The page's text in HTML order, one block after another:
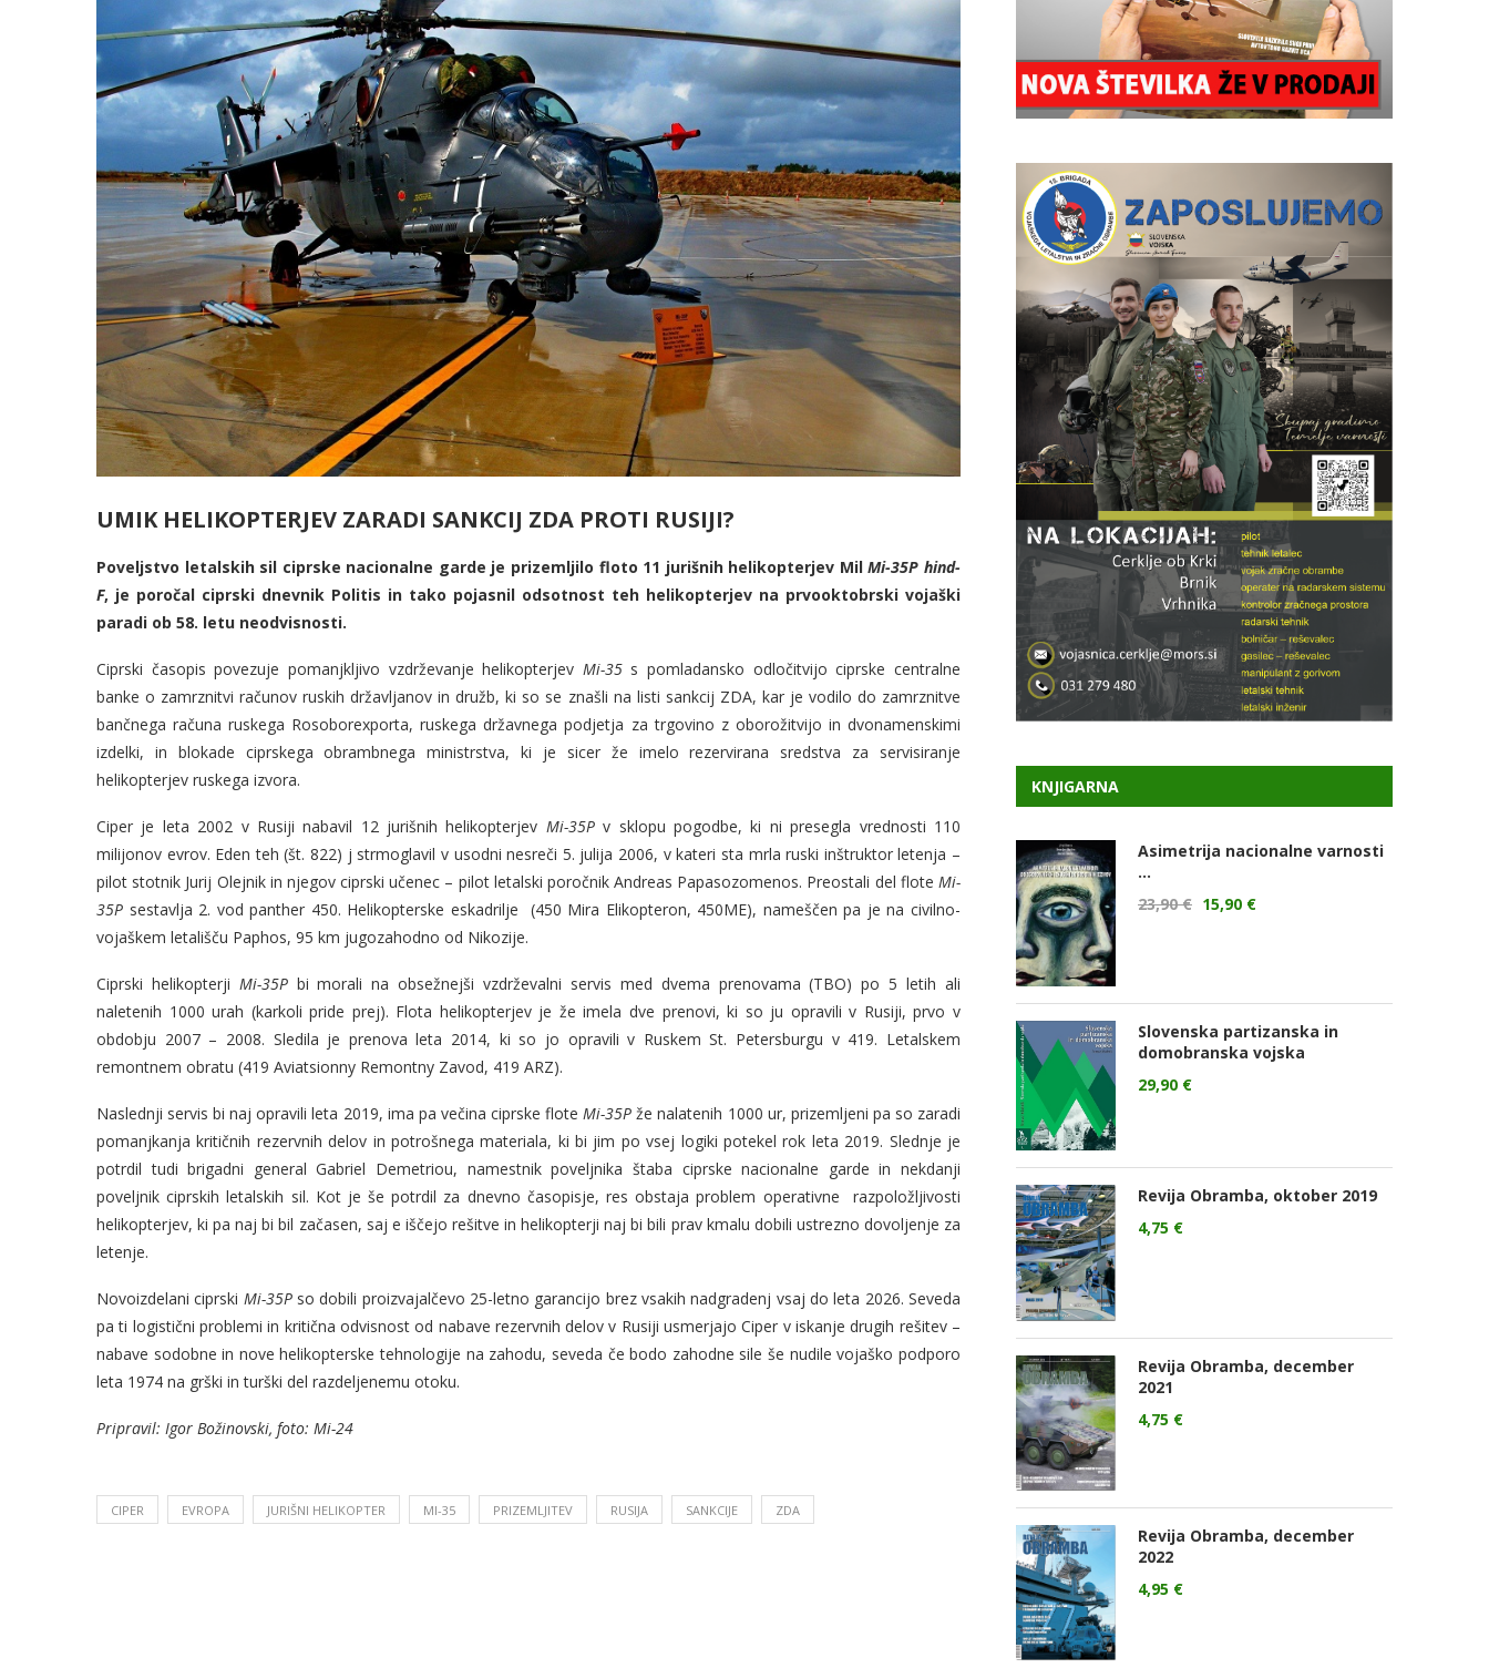
UMIK HELIKOPTERJEV ZARADI SANKCIJ ZDA PROTI RUSIJI?
Poveljstvo letalskih sil ciprske nacionalne garde je prizemljilo floto 11 jurišnih helikopterjev MilMi-35P hind-
F, je poročal ciprski dnevnik Politis in tako pojasnil odsotnost teh helikopterjev na prvooktobrski vojaški
paradi ob 58. letu neodvisnosti.
Ciprski časopis povezuje pomanjkljivo vzdrževanje helikopterjev Mi-35s pomladansko odločitvijo ciprske centralne
banke o zamrznitvi računov ruskih državljanov in družb, ki so se znašli na listi sankcij ZDA, kar je vodilo do zamrznitve
bančnega računa ruskega Rosoborexporta, ruskega državnega podjetja za trgovino z oborožitvijo in dvonamenskimi
izdelki, in blokade ciprskega obrambnega ministrstva, ki je sicer že imelo rezervirana sredstva za servisiranje
helikopterjev ruskega izvora.
Ciper je leta 2002 v Rusiji nabavil 12 jurišnih helikopterjev Mi-35Pv sklopu pogodbe, ki ni presegla vrednosti 110
milijonov evrov. Eden teh (št. 822) j strmoglavil v usodni nesreči 5. julija 2006, v kateri sta mrla ruski inštruktor letenja –
pilot stotnik Jurij Olejnik in njegov ciprski učenec – pilot letalski poročnik Andreas Papasozomenos. Preostali del flote Mi-
35P sestavlja 2. vod panther 450. Helikopterske eskadrilje (450 Mira Elikopteron, 450ME), nameščen pa je na civilno-
vojaškem letališču Paphos, 95 km jugozahodno od Nikozije.
Ciprski helikopterji Mi-35Pbi morali na obsežnejši vzdrževalni servis med dvema prenovama (TBO) po 5 letih ali
naletenih 1000 urah (karkoli pride prej). Flota helikopterjev je že imela dve prenovi, ki so ju opravili v Rusiji, prvo v
obdobju 2007 – 2008. Sledila je prenova leta 2014, ki so jo opravili v Ruskem St. Petersburgu v 419. Letalskem
remontnem obratu (419 Aviatsionny Remontny Zavod, 419 ARZ).
Naslednji servis bi naj opravili leta 2019, ima pa večina ciprske floteMi-35P že nalatenih 1000 ur, prizemljeni pa so zaradi
pomanjkanja kritičnih rezervnih delov in potrošnega materiala, ki bi jim po vsej logiki potekel rok leta 2019. Slednje je
potrdil tudi brigadni general Gabriel Demetriou, namestnik poveljnika štaba ciprske nacionalne garde in nekdanji
poveljnik ciprskih letalskih sil. Kot je še potrdil za dnevno časopisje, res obstaja problem operativne razpoložljivosti
helikopterjev, ki pa naj bi bil začasen, saj e iščejo rešitve in helikopterji naj bi bili prav kmalu dobili ustrezno dovoljenje za
letenje.
Novoizdelani ciprski Mi-35Pso dobili proizvajalčevo 25-letno garancijo brez vsakih nadgradenj vsaj do leta 2026. Seveda
pa ti logistični problemi in kritična odvisnost od nabave rezervnih delov v Rusiji usmerjajo Ciper v iskanje drugih rešitev –
nabave sodobne in nove helikopterske tehnologije na zahodu, seveda če bodo zahodne sile še nudile vojaško podporo
leta 1974 na grški in turški del razdeljenemu otoku.
Pripravil: Igor Božinovski, foto: Mi-24
CIPER EVROPA JURIŠNI HELIKOPTER MI-35 PRIZEMLJITEV RUSIJA SANKCIJE ZDA
KNJIGARNA
Asimetrija nacionalne varnosti
...
23,90€ 15,90 €
Slovenska partizanska in
domobranska vojska
29,90 €
Revija Obramba, oktober 2019
4,75 €
Revija Obramba, december
2021
4,75 €
Revija Obramba, december
2022
4,95 €